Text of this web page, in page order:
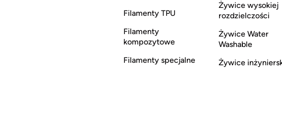
Filamenty TPU
Filamenty
kompozytowe
Filamenty specjalne
Żywice wysokiej
rozdzielczości
Żywice Water
Washable
Żywice